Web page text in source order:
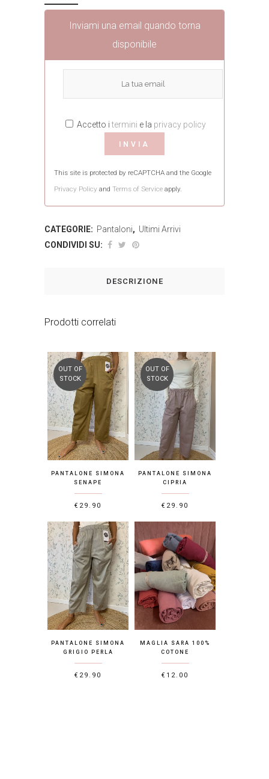
Inviami una email quando torna
disponibile
Accetto i termini e la privacy policy
This site is protected by reCAPTCHA and the Google
Privacy Policy and Terms of Service apply.
CATEGORIE: Pantaloni, Ultimi Arrivi
CONDIVIDI SU:
DESCRIZIONE
Prodotti correlati
OUT OF
STOCK
PANTALONE SIMONA
SENAPE
€ 29.90
OUT OF
STOCK
PANTALONE SIMONA
CIPRIA
€ 29.90
PANTALONE SIMONA
GRIGIO PERLA
€ 29.90
MAGLIA SARA 100%
COTONE
€ 12.00